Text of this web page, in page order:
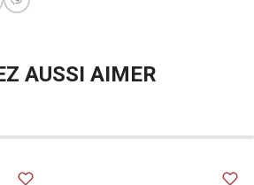
AUSSI AIMER